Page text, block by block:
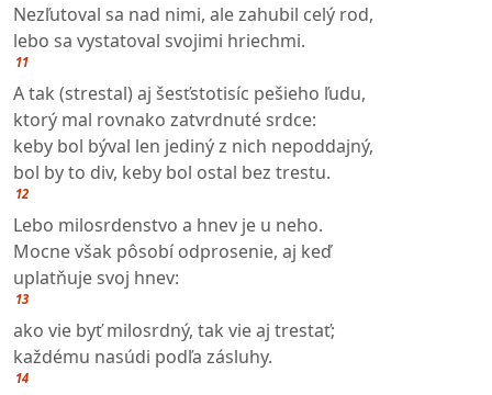
Nezľutoval sa nad nimi, ale zahubil celý rod,
lebo sa vystatoval svojimi hriechmi.
11
A tak (strestal) aj šesťstotisíc pešieho ľudu,
ktorý mal rovnako zatvrdnuté srdce:
keby bol býval len jediný z nich nepoddajný,
bol by to div, keby bol ostal bez trestu.
12
Lebo milosrdenstvo a hnev je u neho.
Mocne však pôsobí odprosenie, aj keď
uplatňuje svoj hnev:
13
ako vie byť milosrdný, tak vie aj trestať;
každému nasúdi podľa zásluhy.
14